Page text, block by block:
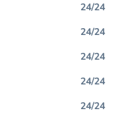
24/24
24/24
24/24
24/24
24/24